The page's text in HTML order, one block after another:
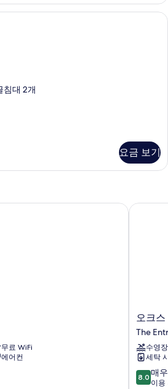
패밀리룸 | 책상, 다리미/다리미판,
침대 2개
요금 보기
무료 WiFi
에어컨
오
크
스
디
엔
트
런
오크
The
수영장
세탁
10
점
8.0 매
이용
오크스